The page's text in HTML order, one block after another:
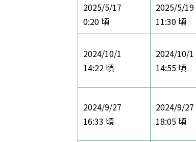
2025/5/17
0:20 頃
2025/5/19
11:30 頃
2024/10/1
14:22 頃
2024/10/1
14:55 頃
2024/9/27
16:33 頃
2024/9/27
18:05 頃